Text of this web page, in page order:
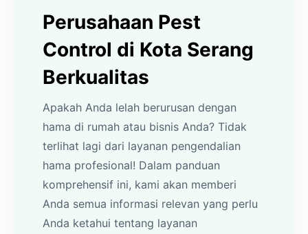
Perusahaan Pest
Control di Kota Serang
Berkualitas
Apakah Anda lelah berurusan dengan
hama di rumah atau bisnis Anda? Tidak
terlihat lagi dari layanan pengendalian
hama profesional! Dalam panduan
komprehensif ini, kami akan memberi
Anda semua informasi relevan yang perlu
Anda ketahui tentang layanan